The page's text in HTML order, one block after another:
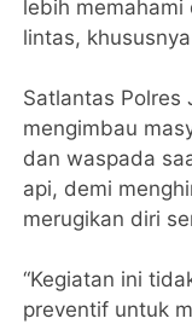
lebih
lintas,
Satlantas Polres
mengimbau
dan waspada
api, demi
merugikan diri
“Kegiatan ini
preventif untuk